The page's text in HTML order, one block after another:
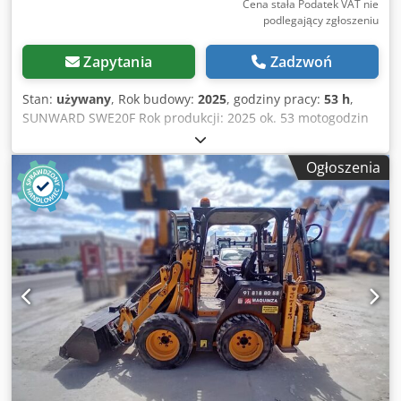
Cena stała Podatek VAT nie
podlegający zgłoszeniu
Zapytania Zadzwoń
Stan: używany, Rok budowy: 2025, godziny pracy: 53 h,
SUNWARD SWE20F Rok produkcji: 2025 ok. 53 motogodzin
(może się zwiększyć ze względu na prezentacje) Waga: 1,94
t Silnik: Yanmar, 3-cylindrowy silnik wysokoprężny 3TNE88
z Japonii Moc: 13,4 kW/2200 obr/min Podwozie
teleskopowe: szerokość 99-132 cm Otwierana lemiesza do
wyrównywania terenu 2 prędkości jazdy Knickmatik
(możliwość pracy bezpośrednio przy murach i żywopłotach)
Długi wysięgnik – głębokość kopania 238 cm Zawór
utrzymania obciążenia Pompa: Kayaba, Japonia 2x
proporcjonalny joystick Reflektory LED Radio z SD/USB
Dcjdpsyq A Scofx Aicjk 2 x dodatkowe hydrauliczne linie (do
chwytaka, młota, nożyc) 1x szybkozłącze hydrauliczne
Prawdziwy przeciwwaga – imitacje mają z tyłu tylko blachę,
przez co maszyna jest podatna na przewrócenie. 4 lata
pozostałej gwarancji według wytycznych producenta W
Ogłoszenia